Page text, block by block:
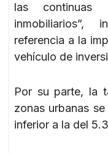
las continuas
inmobiliarios”,
referencia a la
vehículo de
Por su parte, la
zonas urbanas
inferior a la del